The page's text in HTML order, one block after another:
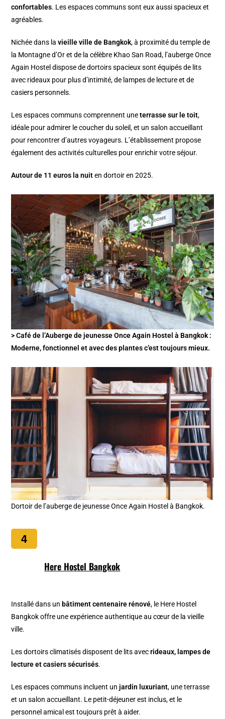
confortables. Les espaces communs sont eux aussi spacieux et
agréables.
Nichée dans lavieille ville de Bangkok, à proximité du temple de
la Montagne d’Or et de la célèbre Khao San Road, l’auberge Once
Again Hostel dispose de dortoirs spacieux sont équipés de lits
avec rideaux pour plus d’intimité, de lampes de lecture et de
casiers personnels.
Les espaces communs comprennent uneterrasse sur le toit,
idéale pour admirer le coucher du soleil, et un salon accueillant
pour rencontrer d’autres voyageurs. L’établissement propose
également des activités culturelles pour enrichir votre séjour.
Autour de 11 euros la nuiten dortoir en 2025.
> Café de l’Auberge de jeunesse Once Again Hostel à Bangkok :
Moderne, fonctionnel et avec des plantes c’est toujours mieux.
Dortoir de l’auberge de jeunesse Once Again Hostel à Bangkok.
Here Hostel Bangkok
Installé dans un bâtiment centenaire rénové, le Here Hostel
Bangkok offre une expérience authentique au cœur de la vieille
ville.
Les dortoirs climatisés disposent de lits avecrideaux, lampes de
lecture et casiers sécurisés.
Les espaces communs incluent unjardin luxuriant, une terrasse
et un salon accueillant. Le petit-déjeuner est inclus, et le
personnel amical est toujours prêt à aider.